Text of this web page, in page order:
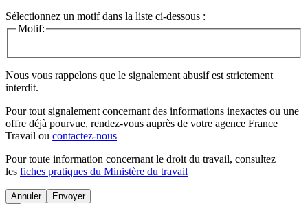
Sélectionnez un motif dans la liste ci-dessous :
Motif:
Nous vous rappelons que le signalement abusif est strictement
interdit.
Pour tout signalement concernant des informations inexactes ou une
offre déjà pourvue, rendez-vous auprès de votre agence France
Travail ou contactez-nous
Pour toute information concernant le droit du travail, consultez
les fiches pratiques du Ministère du travail
Annuler